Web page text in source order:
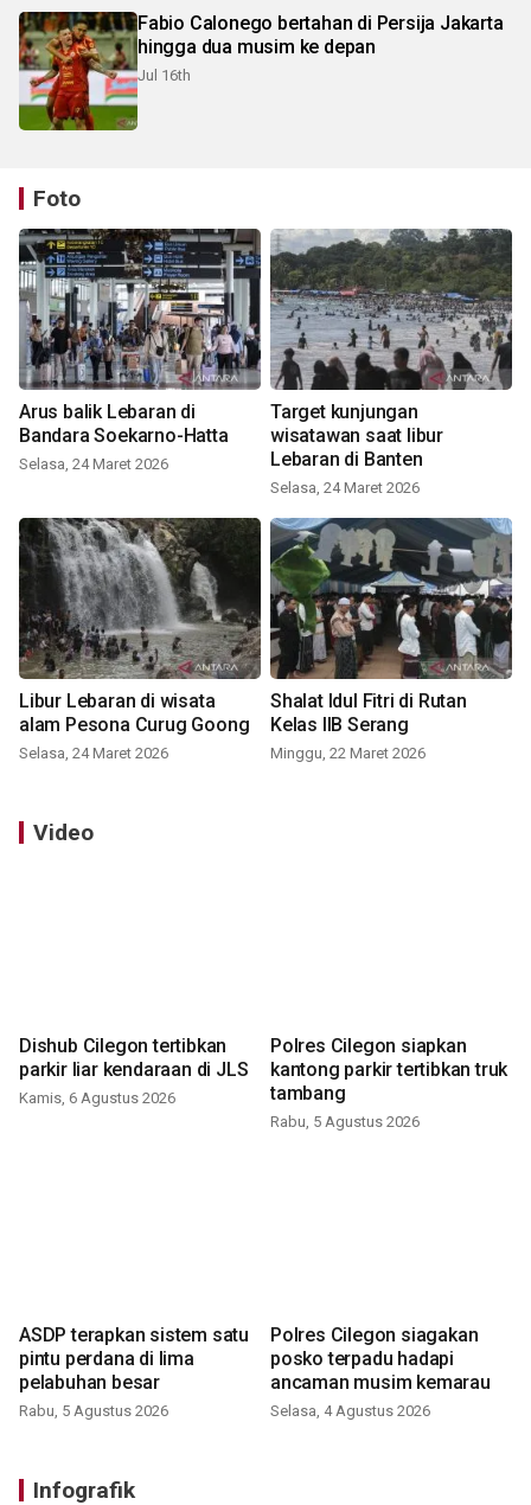
Fabio Calonego bertahan di Persija Jakarta
hingga dua musim ke depan
Jul 16th
Foto
Arus balik Lebaran di
Bandara Soekarno-Hatta
Selasa, 24 Maret 2026
Target kunjungan
wisatawan saat libur
Lebaran di Banten
Selasa, 24 Maret 2026
Libur Lebaran di wisata
alam Pesona Curug Goong
Selasa, 24 Maret 2026
Shalat Idul Fitri di Rutan
Kelas IIB Serang
Minggu, 22 Maret 2026
Video
Dishub Cilegon tertibkan
parkir liar kendaraan di JLS
Kamis, 6 Agustus 2026
Polres Cilegon siapkan
kantong parkir tertibkan truk
tambang
Rabu, 5 Agustus 2026
ASDP terapkan sistem satu
pintu perdana di lima
pelabuhan besar
Rabu, 5 Agustus 2026
Polres Cilegon siagakan
posko terpadu hadapi
ancaman musim kemarau
Selasa, 4 Agustus 2026
Infografik